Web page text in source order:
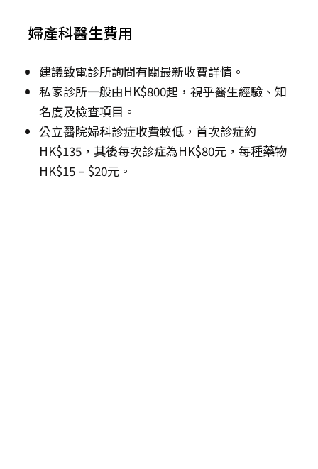
婦產科醫生費用
建議致電診所詢問有關最新收費詳情。
私家診所一般由HK$800起，視乎醫生經驗、知
名度及檢查項目。
公立醫院婦科診症收費較低，首次診症約
HK$135，其後每次診症為HK$80元，每種藥物
HK$15 – $20元。